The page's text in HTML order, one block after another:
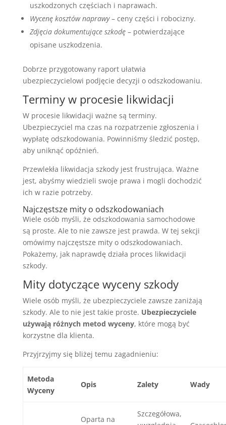
uszkodzonych częściach i naprawach.
Wycenę kosztów naprawy– ceny części i robocizny.
Zdjęcia dokumentujące szkodę– potwierdzające
opisane uszkodzenia.
Dobrze przygotowany raport ułatwia
ubezpieczycielowi podjęcie decyzji o odszkodowaniu.
Terminy w procesie likwidacji
W procesie likwidacji ważne są terminy.
Ubezpieczyciel ma czas na rozpatrzenie zgłoszenia i
wypłatę odszkodowania. Powinniśmy śledzić postęp,
aby uniknąć opóźnień.
Przewlekła likwidacja szkody jest frustrująca. Ważne
jest, abyśmy wiedzieli swoje prawa i mogli dochodzić
ich w razie potrzeby.
Najczęstsze mity o odszkodowaniach
Wiele osób myśli, że odszkodowania samochodowe
są proste. Ale to nie zawsze jest prawda. W tej sekcji
omówimy najczęstsze mity o odszkodowaniach.
Pokażemy, jak naprawdę działa proces likwidacji
szkody.
Mity dotyczące wyceny szkody
Wiele osób myśli, że ubezpieczyciele zawsze zaniżają
szkody. Ale to nie jest takie proste. Ubezpieczyciele
używają różnych metod wyceny, które mogą być
korzystne dla klienta.
Przyjrzyjmy się bliżej temu zagadnieniu:
Metoda
Wyceny
Opis Zalety Wady
Oparta na
Szczegółowa,